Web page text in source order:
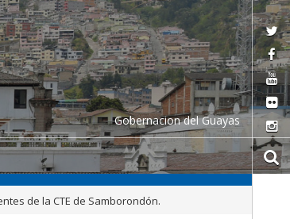
Gobernacion del Guayas
de la CTE de Samborondón.